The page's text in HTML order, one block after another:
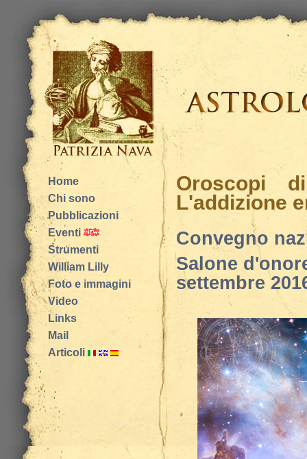
Oroscopi
L'addizione
Convegno
Salone
settembre
Home
Chi sono
Pubblicazioni
Eventi
Strumenti
William Lilly
Foto e immagini
Video
Links
Mail
Articoli